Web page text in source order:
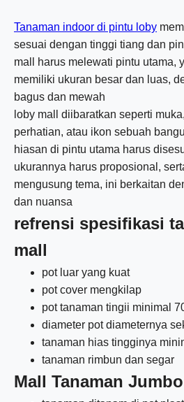
Tanaman indoor di pintu loby
sesuai dengan tinggi tiang dan
mall harus melewati pintu utama,
memiliki ukuran besar dan luas,
bagus dan mewah
loby mall diibaratkan seperti
perhatian, atau ikon sebuah
hiasan di pintu utama harus
ukurannya harus proposional,
mengusung tema, ini berkaitan
dan nuansa
refrensi spesifikasi
mall
pot luar yang kuat
pot cover mengkilap
pot tanaman tingii minimal
diameter pot diameternya
tanaman hias tingginya
tanaman rimbun dan segar
Mall Tanaman Jumbo